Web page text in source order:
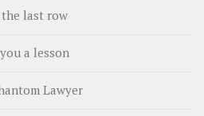
the last row
a lesson
Lawyer